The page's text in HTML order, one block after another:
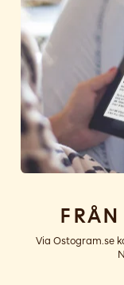
Via Ostogram.se